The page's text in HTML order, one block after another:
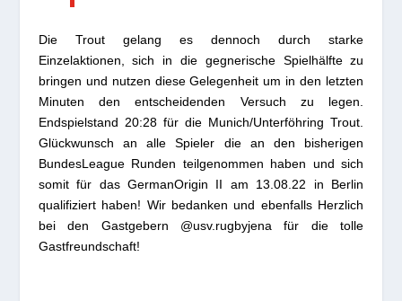
Die Trout gelang es dennoch durch starke
Einzelaktionen, sich in die gegnerische Spielhälfte zu
bringen und nutzen diese Gelegenheit um in den letzten
Minuten den entscheidenden Versuch zu legen.
Endspielstand 20:28 für die Munich/Unterföhring Trout.
Glückwunsch an alle Spieler die an den bisherigen
BundesLeague Runden teilgenommen haben und sich
somit für das GermanOrigin II am 13.08.22 in Berlin
qualifiziert haben! Wir bedanken und ebenfalls Herzlich
bei den Gastgebern @usv.rugbyjena für die tolle
Gastfreundschaft!